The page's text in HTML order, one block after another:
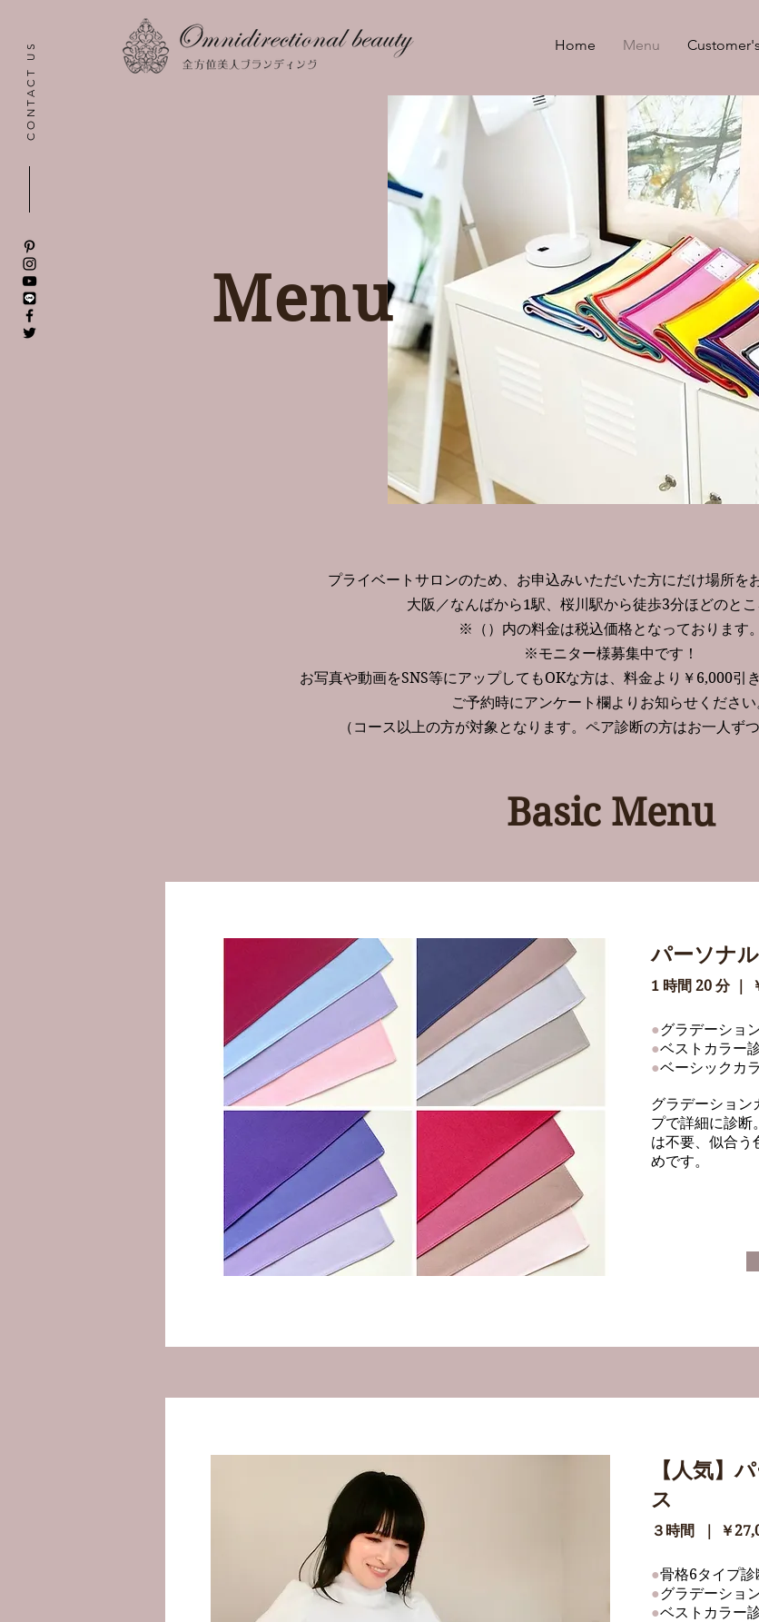
CONTACT US
Menu
プライベートサロンのため、お申込みいただいた方にだけ場所を
大阪／なんばから1駅、桜川駅から徒歩3分ほどのとこ
​※（）内の料金は税込価格となっております。
※モニター様募集中です！
お写真や動画をSNS等にアップしてもOKな方は、料金より￥6,000引
ご予約時にアンケート欄よりお知らせください
（コース以上の方が対象となります。ペア診断の方はお一人ず
Basic Menu
パーソナ
1 時間 20 分 ｜
●グラデーショ
●ベストカラー
●ベーシックカ
グラデーション
プで詳細に診断
は不要、似合う
めです。
【人気】
ス
３時間 ｜ ￥
●骨格6タイプ診
●グラデーショ
●ベストカラー
Home Menu